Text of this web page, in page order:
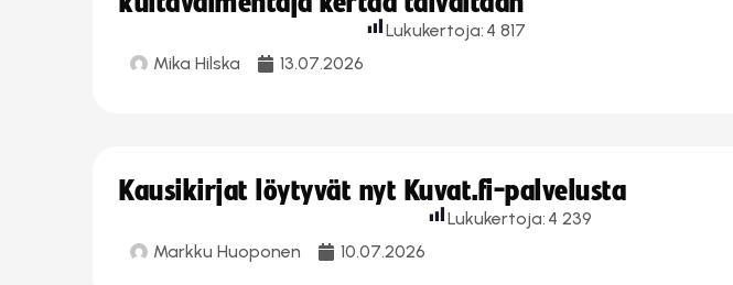
Mika Hilska 13.07.2026
Lukukertoja: 4 817
Kausikirjat löytyvät nyt Kuvat.fi-palvelusta
Markku Huoponen 10.07.2026
Lukukertoja: 4 239